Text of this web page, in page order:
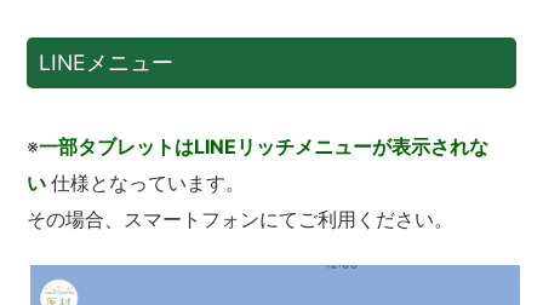
LINEメニュー
※一部タブレットはLINEリッチメニューが表示されな
い仕様となっています。
その場合、スマートフォンにてご利用ください。